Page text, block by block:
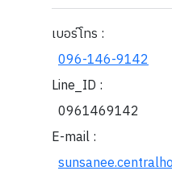
เบอร์โทร :
096-146-9142
Line_ID :
0961469142
E-mail :